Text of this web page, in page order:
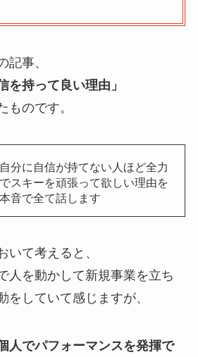
記事、
を持って良い理由」
ものです。
自分に自信が持てない人ほど全力
でスキーを頑張って欲しい理由を
本音で全て話します
いて考えると、
人を動かして新規事業を立ち
をしていて感じますが、
人でパフォーマンスを発揮で